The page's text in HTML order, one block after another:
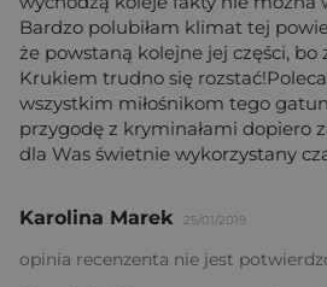
Bardzo polubiłam klimat tej
że powstaną kolejne jej części, bo
Krukiem trudno się
wszystkim miłośnikom tego
przygodę z kryminałami dopiero
dla Was świetnie wykorzystany
Karolina Marek 25/01/2019
opinia recenzenta nie jest